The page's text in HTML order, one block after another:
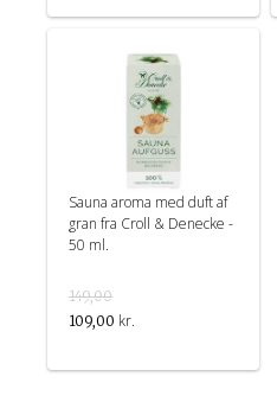
Sauna aroma med duft af
gran fra Croll & Denecke -
50 ml.
149,00
109,00 kr.